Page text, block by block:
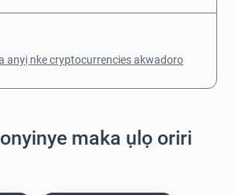
anyị nke cryptocurrencies akwadoro
maka ụlọ oriri